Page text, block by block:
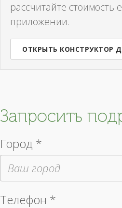
рассчитайте
приложении.
ОТКРЫТЬ КОНСТРУКТОР
Запросить
Город *
Телефон *